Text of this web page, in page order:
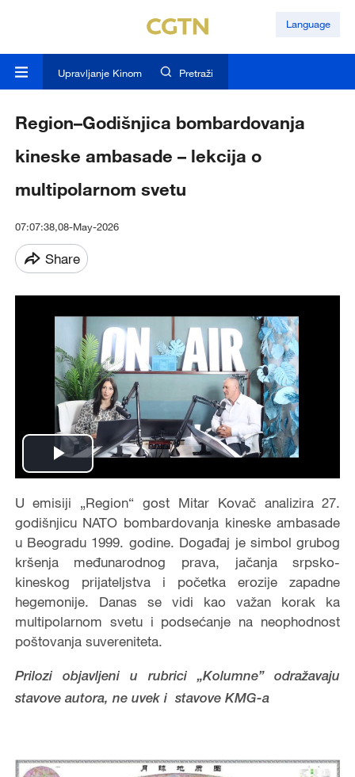
Language
Upravljanje Kinom Pretraži
Region–Godišnjica bombardovanja
kineske ambasade – lekcija o
multipolarnom svetu
07:07:38,08-May-2026
Share
Play
Video
U emisiji „Region“ gost Mitar Kovač analizira 27.
godišnjicu NATO bombardovanja kineske ambasade
u Beogradu 1999. godine. Događaj je simbol grubog
kršenja međunarodnog prava, jačanja srpsko-
kineskog prijateljstva i početka erozije zapadne
hegemonije. Danas se vidi kao važan korak ka
multipolarnom svetu i podsećanje na neophodnost
poštovanja suvereniteta.
Prilozi objavljeni u rubrici „Kolumne” odražavaju
stavove autora, ne uvek i stavove KMG-a